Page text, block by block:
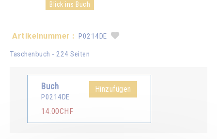
Blick ins Buch
Artikelnummer : P0214DE
Taschenbuch - 224 Seiten
Buch
P0214DE
14.00CHF
Hinzufügen